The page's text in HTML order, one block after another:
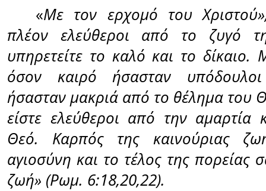
«Με τον ερχομό του
πλέον ελεύθεροι από το ζυγό
υπηρετείτε το καλό και το δίκαιο.
όσον καιρό ήσασταν
ήσασταν μακριά από το θέλημα του
είστε ελεύθεροι από την αμαρτία
Θεό. Καρπός της καινούριας
αγιοσύνη και το τέλος της πορείας
ζωή» (Ρωμ. 6:18,20,22).